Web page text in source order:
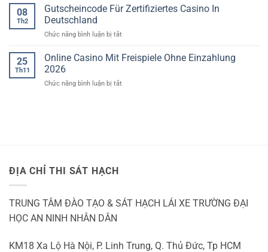
xe
giả
HCM
Slots
Ohne
2026
08
Th2
Gutscheincode Für Zertifiziertes Casino In
Deutschland
Chức năng bình luận bị tắt
Für
Zertifiziertes
In
25
Th11
Online Casino Mit Freispiele Ohne Einzahlung
2026
Chức năng bình luận bị tắt
ĐỊA CHỈ THI SÁT HẠCH
TRUNG TÂM ĐÀO TẠO & SÁT HẠCH LÁI XE TRƯỜNG ĐẠI
HỌC AN NINH NHÂN DÂN
KM18 Xa Lộ Hà Nội, P. Linh Trung, Q. Thủ Đức, Tp HCM